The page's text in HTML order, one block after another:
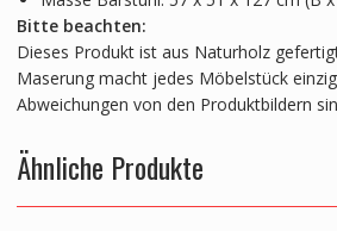
Bitte beachten:
Dieses Produkt ist aus Naturholz
Maserung macht jedes Möbelstück
Abweichungen von den Produktbildern
Ähnliche Produkte